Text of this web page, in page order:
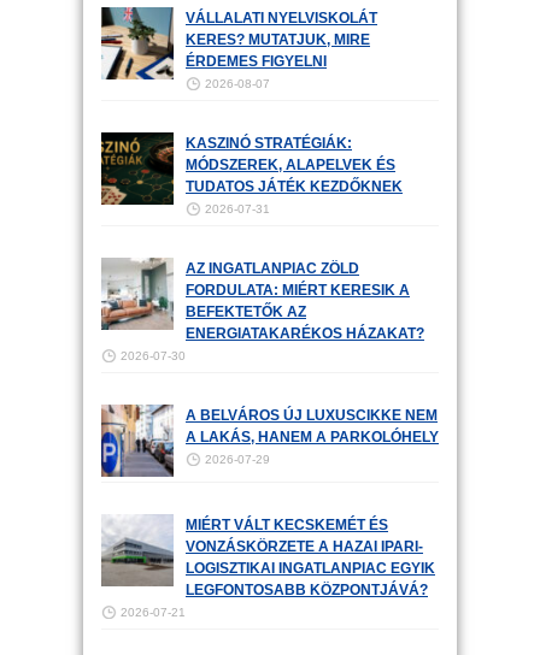
VÁLLALATI NYELVISKOLÁT
KERES? MUTATJUK, MIRE
ÉRDEMES FIGYELNI
2026-08-07
KASZINÓ STRATÉGIÁK:
MÓDSZEREK, ALAPELVEK ÉS
TUDATOS JÁTÉK KEZDŐKNEK
2026-07-31
AZ INGATLANPIAC ZÖLD
FORDULATA: MIÉRT KERESIK A
BEFEKTETŐK AZ
ENERGIATAKARÉKOS HÁZAKAT?
2026-07-30
A BELVÁROS ÚJ LUXUSCIKKE NEM
A LAKÁS, HANEM A PARKOLÓHELY
2026-07-29
MIÉRT VÁLT KECSKEMÉT ÉS
VONZÁSKÖRZETE A HAZAI IPARI-
LOGISZTIKAI INGATLANPIAC EGYIK
LEGFONTOSABB KÖZPONTJÁVÁ?
2026-07-21